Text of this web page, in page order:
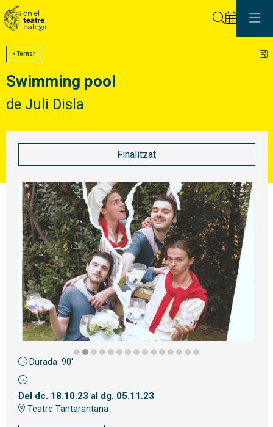
< Tornar
Swimming pool
de Juli Disla
Finalitzat
Diapositiva 2 de 15
Durada: 90'
Del dc. 18.10.23 al dg. 05.11.23
Teatre Tantarantana